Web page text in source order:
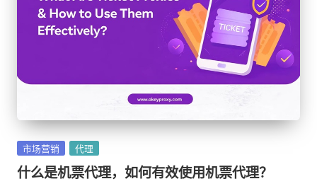
发
布
在
市场营销 代理
什么是机票代理，如何有效使用机票代理？